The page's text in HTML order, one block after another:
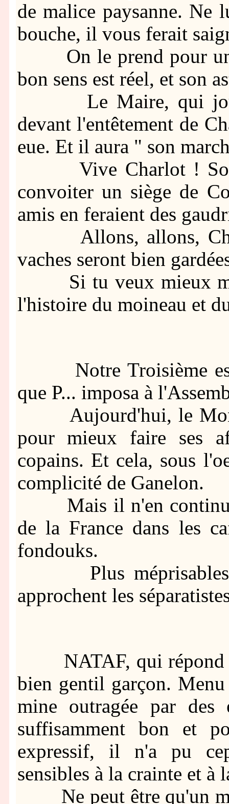
de malice paysanne. Ne
bouche, il vous ferait
On le prend pour un
bon sens est réel, et son
Le Maire, qui joue
devant l'entêtement de
eue. Et il aura " son
Vive Charlot ! Soit.
convoiter un siège de
amis en feraient des
Allons, allons,
vaches seront bien
Si tu veux mieux me
l'histoire du moineau et
Notre Troisième est
que P... imposa à
Aujourd'hui, le
pour mieux faire ses
copains. Et cela, sous
complicité de Ganelon.
Mais il n'en continue
de la France dans les
fondouks.
Plus méprisables
approchent les
NATAF, qui répond
bien gentil garçon.
mine outragée par des
suffisamment bon et
expressif, il n'a pu
sensibles à la crainte et à
Ne peut être qu'un